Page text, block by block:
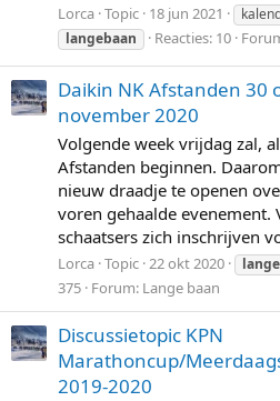
Lorca Topic 18 jun 2021
langebaan
Reacties: 10
Daikin NK Afstanden 30
november 2020
Volgende week vrijdag zal,
Afstanden beginnen.
nieuw draadje te openen
voren gehaalde evenement.
schaatsers zich inschrijven
Lorca Topic 22 okt 2020
375 Forum: Lange baan
Discussietopic KPN
Marathoncup/
2019-2020